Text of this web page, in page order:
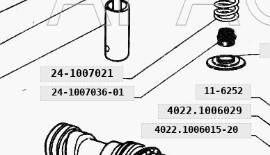
11-6252
24-1007021
24-1007036-01
4022.1006015-20
4022.1006029